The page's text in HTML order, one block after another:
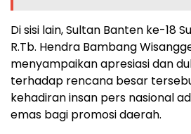
Di sisi lain, Sultan Banten ke-18
R.Tb. Hendra Bambang
menyampaikan apresiasi dan
terhadap rencana besar
kehadiran insan pers nasional
emas bagi promosi daerah.